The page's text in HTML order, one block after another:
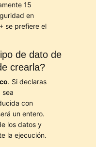
15
en
se prefiere el
de dato de
crearla?
. Si declaras
sea
con
un entero.
los datos y
la ejecución.